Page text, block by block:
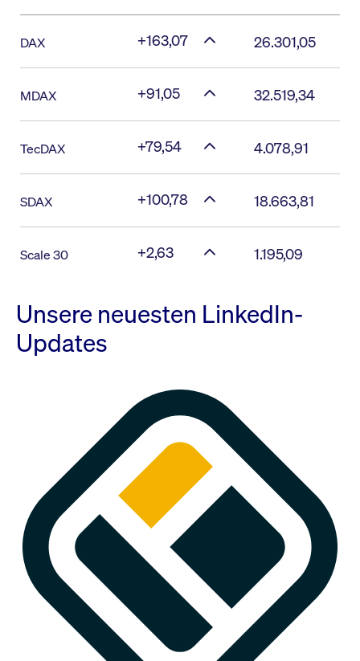
DAX +163,07 26.301,05
MDAX +91,05 32.519,34
TecDAX +79,54 4.078,91
SDAX +100,78 18.663,81
Scale 30 +2,63 1.195,09
Unsere neuesten LinkedIn-
Updates